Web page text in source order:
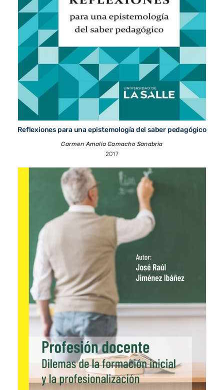
Reflexiones para una epistemología del saber pedagógico
Carmen Amalia Camacho Sanabria
2017